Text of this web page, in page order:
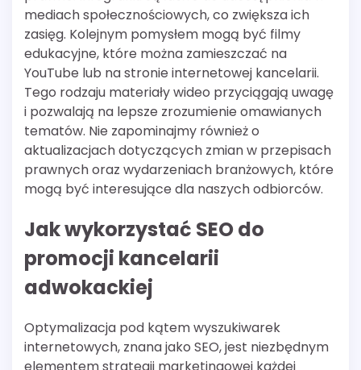
mediach społecznościowych, co zwiększa ich
zasięg. Kolejnym pomysłem mogą być filmy
edukacyjne, które można zamieszczać na
YouTube lub na stronie internetowej kancelarii.
Tego rodzaju materiały wideo przyciągają uwagę
i pozwalają na lepsze zrozumienie omawianych
tematów. Nie zapominajmy również o
aktualizacjach dotyczących zmian w przepisach
prawnych oraz wydarzeniach branżowych, które
mogą być interesujące dla naszych odbiorców.
Jak wykorzystać SEO do
promocji kancelarii
adwokackiej
Optymalizacja pod kątem wyszukiwarek
internetowych, znana jako SEO, jest niezbędnym
elementem strategii marketingowej każdej